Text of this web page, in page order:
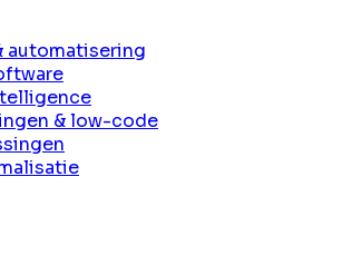
automatisering
& low-code